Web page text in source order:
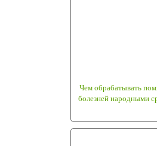
Чем обрабатывать
болезней народными